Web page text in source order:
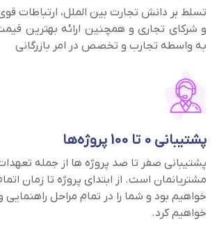
تسلط بر دانش تجارت بین الملل، ارتباطات
و شرکای تجاری و همچنین ارائه بهترین
به واسطه تجارب و تخصص در امر بازرگانی
پشتیبانی 0 تا 100 پروژه‌ها
پشتیبانی صفر تا صد پروژه ها از جمله
مشتریانمان است. از ابتدای پروژه تا زمان
خواهیم بود و شما را در تمام مراحل راهنمایی
خواهیم کرد.